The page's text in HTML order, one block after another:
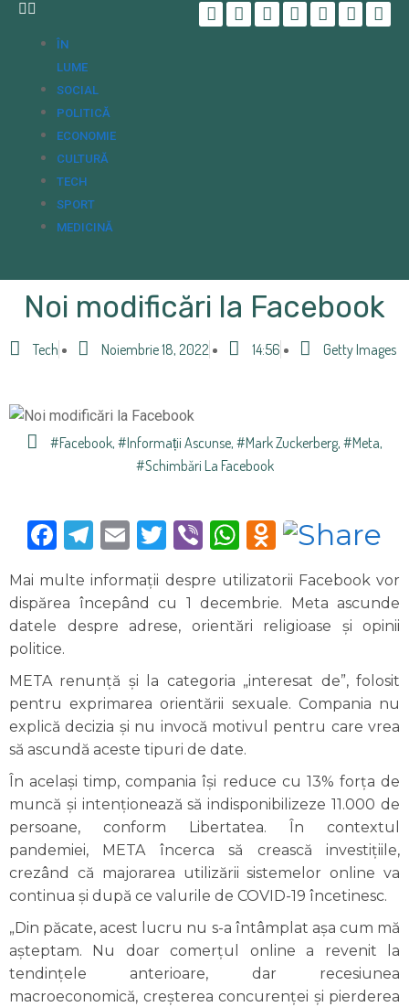
ÎN
LUME
SOCIAL
POLITICĂ
ECONOMIE
CULTURĂ
TECH
SPORT
MEDICINĂ
Noi modificări la Facebook
Tech Noiembrie 18, 2022 14:56 Getty Images
#facebook, #informații Ascunse, #Mark Zuckerberg, #Meta,
#schimbări La Facebook
Facebook
Telegram
EmailTwitter
ViberWhatsApp
Mai multe informaţii despre utilizatorii Facebook vor
dispărea începând cu 1 decembrie. Meta ascunde
datele despre adrese, orientări religioase și opinii
politice.
META renunţă și la categoria „interesat de”, folosit
pentru exprimarea orientării sexuale. Compania nu
explică decizia și nu invocă motivul pentru care vrea
să ascundă aceste tipuri de date.
În același timp, compania își reduce cu 13% forța de
muncă și intenționează să indisponibilizeze 11.000 de
persoane, conform Libertatea. În contextul
pandemiei, META încerca să crească investițiile,
crezând că majorarea utilizării sistemelor online va
continua și după ce valurile de COVID-19 încetinesc.
„Din păcate, acest lucru nu s-a întâmplat așa cum mă
așteptam. Nu doar comerțul online a revenit la
tendințele anterioare, dar recesiunea
macroeconomică, creșterea concurenței și pierderea